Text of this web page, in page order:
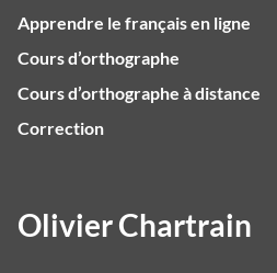
Apprendre le français en ligne
Cours d’orthographe
Cours d’orthographe à distance
Correction
Olivier Chartrain